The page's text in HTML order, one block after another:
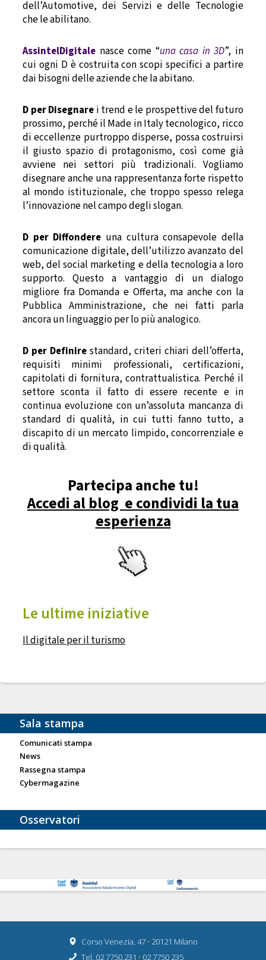
dell’Automotive, dei Servizi e delle Tecnologie
che le abilitano.
AssintelDigitale nasce come “una casa in 3D”, in
cui ogni D è costruita con scopi specifici a partire
dai bisogni delle aziende che la abitano.
D per Disegnare i trend e le prospettive del futuro
prossimo, perché il Made in Italy tecnologico, ricco
di eccellenze purtroppo disperse, possa costruirsi
il giusto spazio di protagonismo, così come già
avviene nei settori più tradizionali. Vogliamo
disegnare anche una rappresentanza forte rispetto
al mondo istituzionale, che troppo spesso relega
l’innovazione nel campo degli slogan.
D per Diffondere una cultura consapevole della
comunicazione digitale, dell’utilizzo avanzato del
web, del social marketing e della tecnologia a loro
supporto. Questo a vantaggio di un dialogo
migliore fra Domanda e Offerta, ma anche con la
Pubblica Amministrazione, che nei fatti parla
ancora un linguaggio per lo più analogico.
D per Definire standard, criteri chiari dell’offerta,
requisiti minimi professionali, certificazioni,
capitolati di fornitura, contrattualistica. Perché il
settore sconta il fatto di essere recente e in
continua evoluzione con un’assoluta mancanza di
standard di qualità, in cui tutti fanno tutto, a
discapito di un mercato limpido, concorrenziale e
di qualità.
Partecipa anche tu!
Accedi al blog e condividi la tua
esperienza
Le ultime iniziative
Il digitale per il turismo
Sala stampa
Comunicati stampa
News
Rassegna stampa
Cybermagazine
Osservatori
Corso Venezia, 47 • 20121 Milano
Tel. 02 7750.231 • 02 7750 235